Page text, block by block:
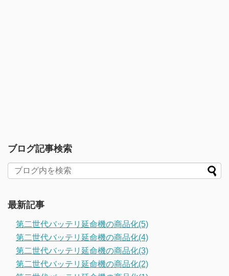
ブログ記事検索
最新記事
第二世代バッテリ延命機の商品化(5)
第二世代バッテリ延命機の商品化(4)
第二世代バッテリ延命機の商品化(3)
第二世代バッテリ延命機の商品化(2)